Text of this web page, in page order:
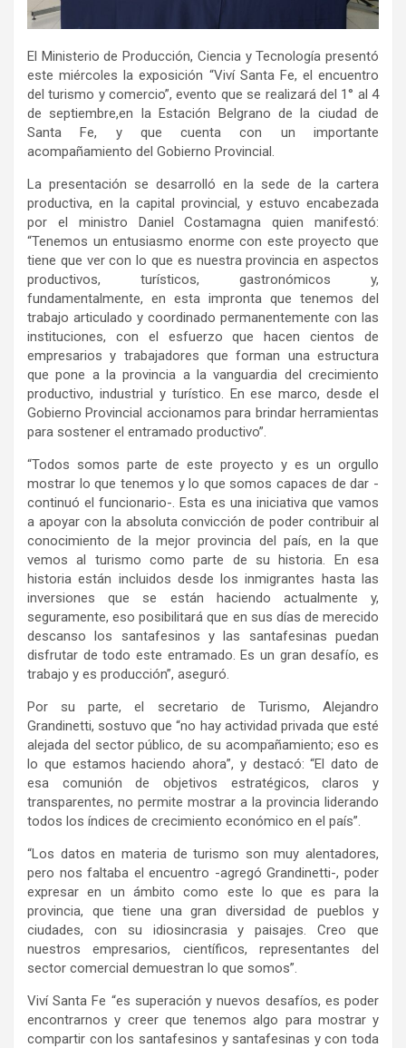
El Ministerio de Producción, Ciencia y Tecnología presentó
este miércoles la exposición “Viví Santa Fe, el encuentro
del turismo y comercio”, evento que se realizará del 1° al 4
de septiembre,en la Estación Belgrano de la ciudad de
Santa Fe, y que cuenta con un importante
acompañamiento del Gobierno Provincial.
La presentación se desarrolló en la sede de la cartera
productiva, en la capital provincial, y estuvo encabezada
por el ministro Daniel Costamagna quien manifestó:
“Tenemos un entusiasmo enorme con este proyecto que
tiene que ver con lo que es nuestra provincia en aspectos
productivos, turísticos, gastronómicos y,
fundamentalmente, en esta impronta que tenemos del
trabajo articulado y coordinado permanentemente con las
instituciones, con el esfuerzo que hacen cientos de
empresarios y trabajadores que forman una estructura
que pone a la provincia a la vanguardia del crecimiento
productivo, industrial y turístico. En ese marco, desde el
Gobierno Provincial accionamos para brindar herramientas
para sostener el entramado productivo”.
“Todos somos parte de este proyecto y es un orgullo
mostrar lo que tenemos y lo que somos capaces de dar -
continuó el funcionario-. Esta es una iniciativa que vamos
a apoyar con la absoluta convicción de poder contribuir al
conocimiento de la mejor provincia del país, en la que
vemos al turismo como parte de su historia. En esa
historia están incluidos desde los inmigrantes hasta las
inversiones que se están haciendo actualmente y,
seguramente, eso posibilitará que en sus días de merecido
descanso los santafesinos y las santafesinas puedan
disfrutar de todo este entramado. Es un gran desafío, es
trabajo y es producción”, aseguró.
Por su parte, el secretario de Turismo, Alejandro
Grandinetti, sostuvo que “no hay actividad privada que esté
alejada del sector público, de su acompañamiento; eso es
lo que estamos haciendo ahora”, y destacó: “El dato de
esa comunión de objetivos estratégicos, claros y
transparentes, no permite mostrar a la provincia liderando
todos los índices de crecimiento económico en el país”.
“Los datos en materia de turismo son muy alentadores,
pero nos faltaba el encuentro -agregó Grandinetti-, poder
expresar en un ámbito como este lo que es para la
provincia, que tiene una gran diversidad de pueblos y
ciudades, con su idiosincrasia y paisajes. Creo que
nuestros empresarios, científicos, representantes del
sector comercial demuestran lo que somos”.
Viví Santa Fe “es superación y nuevos desafíos, es poder
encontrarnos y creer que tenemos algo para mostrar y
compartir con los santafesinos y santafesinas y con toda